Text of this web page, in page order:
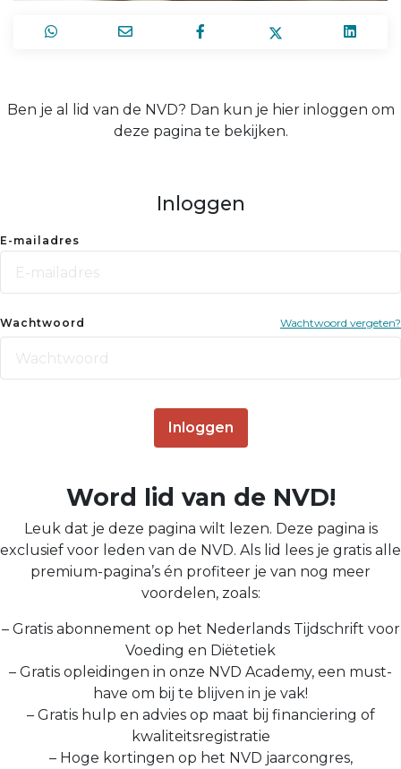
Ben je al lid van de NVD? Dan kun je hier inloggen om
deze pagina te bekijken.
Inloggen
E-mailadres
Wachtwoord Wachtwoord vergeten?
Inloggen
Word lid van de NVD!
Leuk dat je deze pagina wilt lezen. Deze pagina is
exclusief voor leden van de NVD. Als lid lees je gratis alle
premium-pagina’s én profiteer je van nog meer
voordelen, zoals:
– Gratis abonnement op het Nederlands Tijdschrift voor
Voeding en Diëtetiek
– Gratis opleidingen in onze NVD Academy, een must-
have om bij te blijven in je vak!
– Gratis hulp en advies op maat bij financiering of
kwaliteitsregistratie
– Hoge kortingen op het NVD jaarcongres,